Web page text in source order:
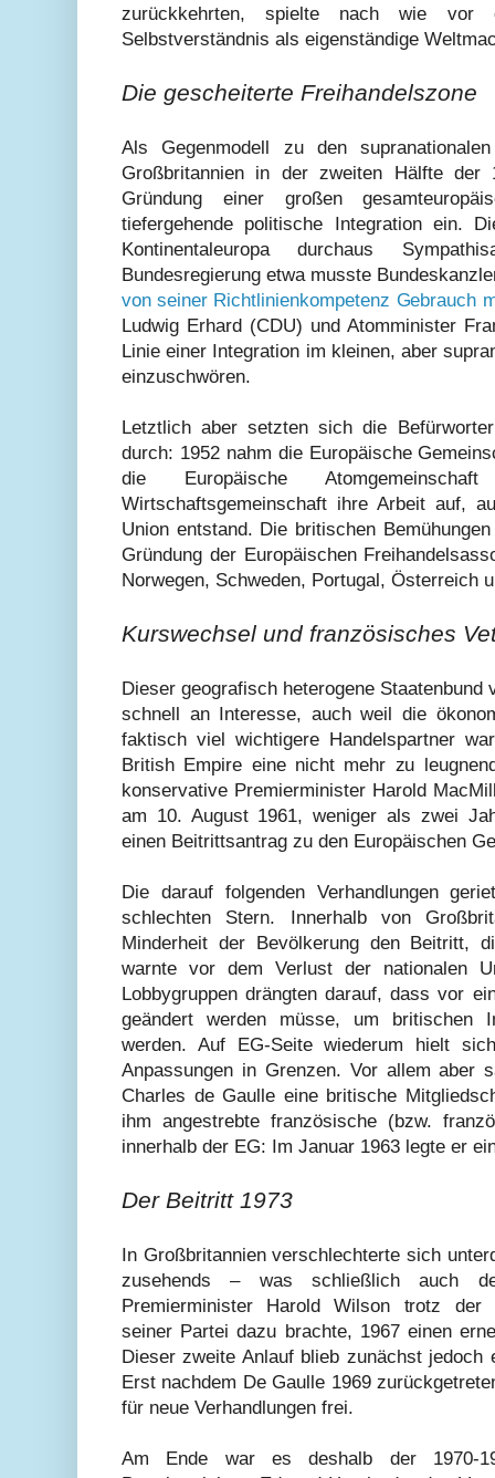
zurückkehrten, spielte nach wie vor
Selbstverständnis als eigenständige
Die gescheiterte Freihandelszone
Als Gegenmodell zu den
Großbritannien in der zweiten Hälfte der
Gründung einer großen
tiefergehende politische Integration ein.
Kontinentaleuropa durchaus
Bundesregierung etwa musste
von seiner Richtlinienkompetenz Gebrauch
Ludwig Erhard (CDU) und Atomminister
Linie einer Integration im kleinen, aber
einzuschwören.
Letztlich aber setzten sich die
durch: 1952 nahm die Europäische
die Europäische
Wirtschaftsgemeinschaft ihre Arbeit auf,
Union entstand. Die britischen
Gründung der Europäischen
Norwegen, Schweden, Portugal, Österreich
Kurswechsel und französisches
Dieser geografisch heterogene
schnell an Interesse, auch weil die
faktisch viel wichtigere Handelspartner
British Empire eine nicht mehr zu
konservative Premierminister Harold
am 10. August 1961, weniger als zwei
einen Beitrittsantrag zu den Europäischen
Die darauf folgenden Verhandlungen
schlechten Stern. Innerhalb von
Minderheit der Bevölkerung den Beitritt,
warnte vor dem Verlust der nationalen
Lobbygruppen drängten darauf, dass vor
geändert werden müsse, um britischen
werden. Auf EG-Seite wiederum hielt
Anpassungen in Grenzen. Vor allem aber
Charles de Gaulle eine britische
ihm angestrebte französische (bzw.
innerhalb der EG: Im Januar 1963 legte er
Der Beitritt 1973
In Großbritannien verschlechterte sich
zusehends – was schließlich auch
Premierminister Harold Wilson trotz der
seiner Partei dazu brachte, 1967 einen
Dieser zweite Anlauf blieb zunächst
Erst nachdem De Gaulle 1969
für neue Verhandlungen frei.
Am Ende war es deshalb der 1970-